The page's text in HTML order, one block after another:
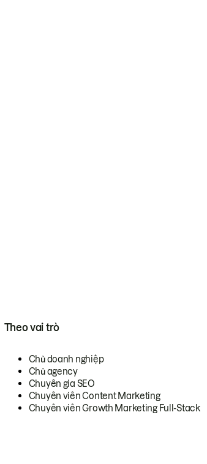
Theo vai trò
Chủ doanh nghiệp
Chủ agency
Chuyên gia SEO
Chuyên viên Content Marketing
Chuyên viên Growth Marketing Full-Stack